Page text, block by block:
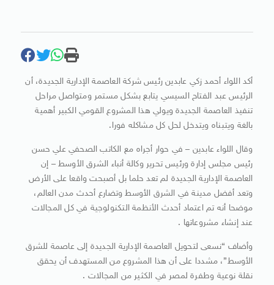
أكد اللواء أحمد زكي عابدين رئيس شركة العاصمة الإدارية الجديدة، أن
الرئيس عبد الفتاح السيسي يتابع بشكل مستمر ومتواصل مراحل
تنفيذ العاصمة الجديدة ويولي هذا المشروع القومي الكبير أهمية
بالغة ويتبناه ويتدخل لحل كل مشاكله فورا.
وقال اللواء عابدين – في حوار أجراه مع الكاتب الصحفي علي حسن
رئيس مجلس إدارة ورئيس تحرير وكالة أنباء الشرق الأوسط – إن
العاصمة الإدارية الجديدة لم تعد حلما بل أصبحت واقعا على الأرض
وتعد أفضل مدينة في الشرق الأوسط وتضارع أحدث مدن العالم،
موضحا أنه تم اعتماد أحدث الأنظمة التكنولوجية في كل المجالات
عند إنشاء مشروعاتها .
وأضاف “نسعى لتحويل العاصمة الإدارية الجديدة إلى عاصمة للشرق
الأوسط”، مشددا على أن هذا المشروع من المستهدف أن يحقق
نقلة نوعية وطفرة لمصر في الكثير من المجالات .